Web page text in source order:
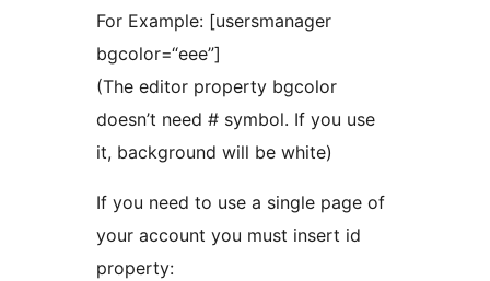
For Example: [usersmanager
bgcolor=“eee”]
(The editor property bgcolor
doesn’t need # symbol. If you use
it, background will be white)
If you need to use a single page of
your account you must insert id
property: